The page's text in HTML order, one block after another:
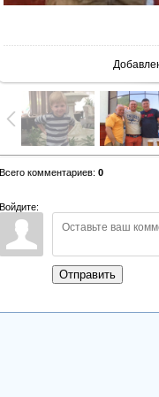
Всего комментариев: 0
Войдите:
Отправить